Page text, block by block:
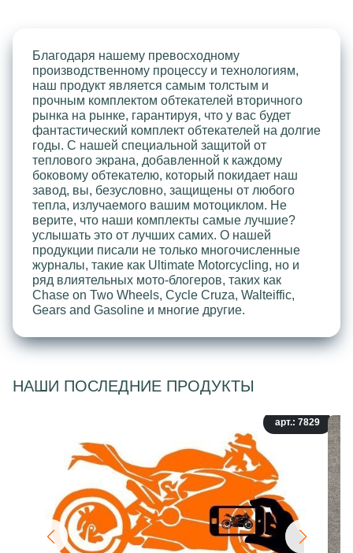
Благодаря нашему превосходному
производственному процессу и технологиям,
наш продукт является самым толстым и
прочным комплектом обтекателей вторичного
рынка на рынке, гарантируя, что у вас будет
фантастический комплект обтекателей на долгие
годы. С нашей специальной защитой от
теплового экрана, добавленной к каждому
боковому обтекателю, который покидает наш
завод, вы, безусловно, защищены от любого
тепла, излучаемого вашим мотоциклом. Не
верите, что наши комплекты самые лучшие?
услышать это от лучших самих. О нашей
продукции писали не только многочисленные
журналы, такие как Ultimate Motorcycling, но и
ряд влиятельных мото-блогеров, таких как
Chase on Two Wheels, Cycle Cruza, Walteiffic,
Gears and Gasoline и многие другие.
НАШИ ПОСЛЕДНИЕ ПРОДУКТЫ
арт.: 7829